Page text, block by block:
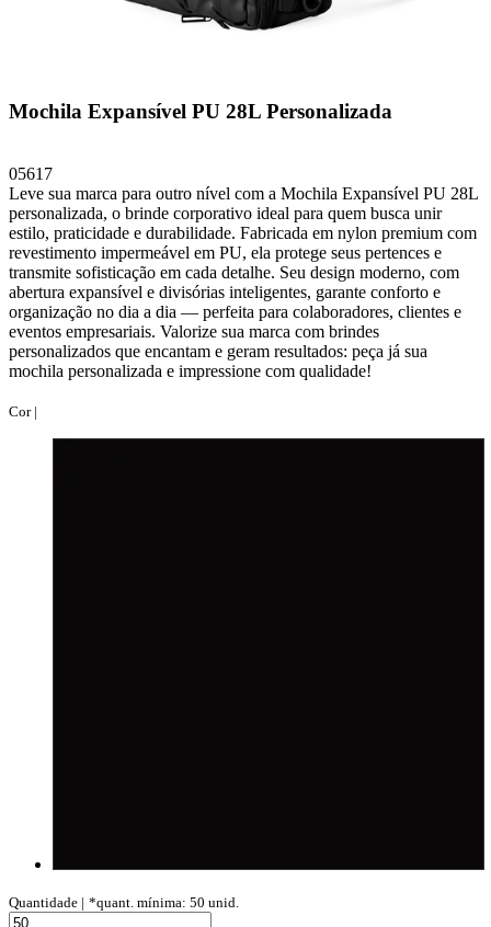
Mochila Expansível PU 28L Personalizada
05617
Leve sua marca para outro nível com a Mochila Expansível PU 28L
personalizada, o brinde corporativo ideal para quem busca unir
estilo, praticidade e durabilidade. Fabricada em nylon premium com
revestimento impermeável em PU, ela protege seus pertences e
transmite sofisticação em cada detalhe. Seu design moderno, com
abertura expansível e divisórias inteligentes, garante conforto e
organização no dia a dia — perfeita para colaboradores, clientes e
eventos empresariais. Valorize sua marca com brindes
personalizados que encantam e geram resultados: peça já sua
mochila personalizada e impressione com qualidade!
Cor |
Quantidade | *quant. mínima: 50 unid.